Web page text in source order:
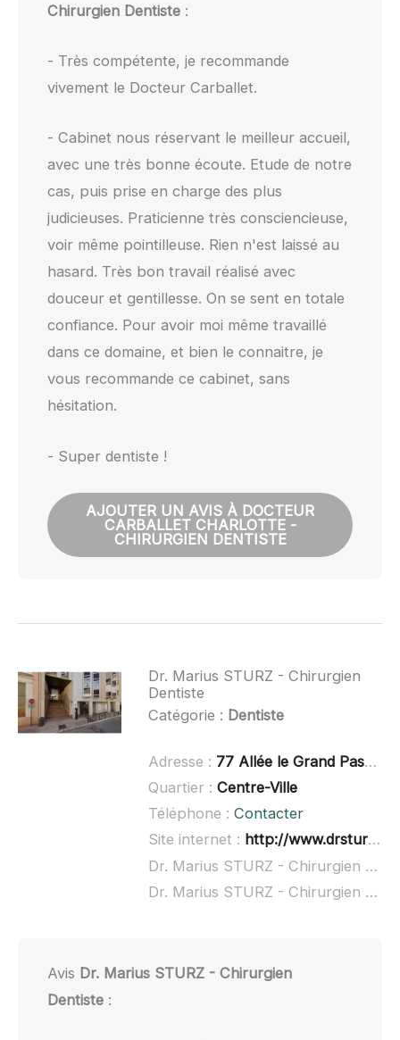
Chirurgien Dentiste:
- Très compétente, je recommande
vivement le Docteur Carballet.
- Cabinet nous réservant le meilleur accueil,
avec une très bonne écoute. Etude de notre
cas, puis prise en charge des plus
judicieuses. Praticienne très consciencieuse,
voir même pointilleuse. Rien n'est laissé au
hasard. Très bon travail réalisé avec
douceur et gentillesse. On se sent en totale
confiance. Pour avoir moi même travaillé
dans ce domaine, et bien le connaitre, je
vous recommande ce cabinet, sans
hésitation.
- Super dentiste !
AJOUTER UN AVIS À DOCTEUR
CARBALLET CHARLOTTE -
CHIRURGIEN DENTISTE
Dr. Marius STURZ - Chirurgien
Dentiste
Catégorie : Dentiste
Adresse : 77 Allée le Grand Passage, 73100 Aix-les-Bains
Quartier : Centre-Ville
Téléphone : Contacter
Site internet : http://www.drsturz.fr/
Dr. Marius STURZ - Chirurgien Dentiste à domicile :
Dr. Marius STURZ - Chirurgien Dentiste ouvert dimanche :
Avis Dr. Marius STURZ - Chirurgien
Dentiste: